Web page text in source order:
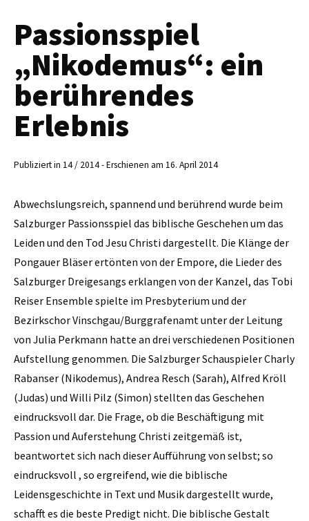
Passionsspiel
„Nikodemus“: ein
berührendes
Erlebnis
Publiziert in 14 / 2014 - Erschienen am 16. April 2014
Abwechslungsreich, spannend und berührend wurde beim
Salzburger Passionsspiel das biblische Geschehen um das
Leiden und den Tod Jesu Christi dargestellt. Die Klänge der
Pongauer Bläser ertönten von der Empore, die Lieder des
Salzburger Dreigesangs erklangen von der Kanzel, das Tobi
Reiser Ensemble spielte im Presbyterium und der
Bezirkschor Vinschgau/Burggrafenamt unter der Leitung
von Julia Perkmann hatte an drei verschiedenen Positionen
Aufstellung genommen. Die Salzburger Schauspieler Charly
Rabanser (Nikodemus), Andrea Resch (Sarah), Alfred Kröll
(Judas) und Willi Pilz (­Simon) stellten das Geschehen
eindrucksvoll dar. Die Frage, ob die Beschäftigung mit
Passion und Auferstehung Christi zeitgemäß ist,
beantwortet sich nach dieser Aufführung von selbst; so
eindrucksvoll , so ergreifend, wie die biblische
Leidensgeschichte in Text und Musik dargestellt wurde,
schafft es die beste Predigt nicht. Die biblische Gestalt